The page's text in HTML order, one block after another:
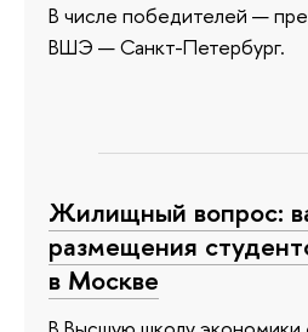
В числе победителей —
ВШЭ — Санкт-Петербург.
Жилищный вопрос:
размещения
в Москве